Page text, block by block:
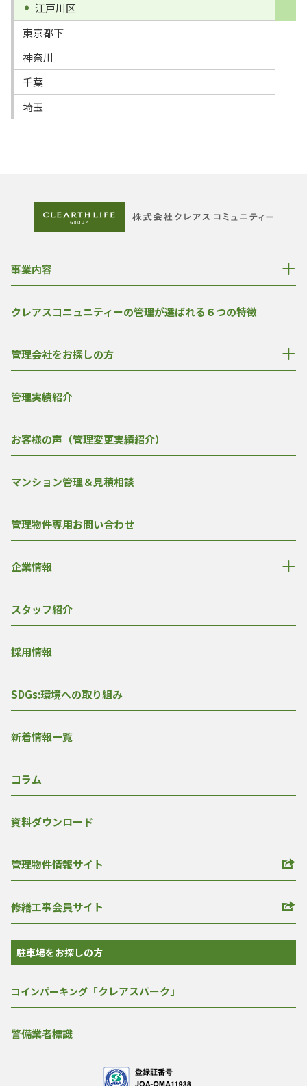
江戸川区
東京都下
神奈川
千葉
埼玉
事業内容
クレアスコニュニティーの管理が選ばれる６つの特徴
管理会社をお探しの方
管理実績紹介
お客様の声（管理変更実績紹介）
マンション管理＆見積相談
管理物件専用お問い合わせ
企業情報
スタッフ紹介
採用情報
SDGs:環境への取り組み
新着情報一覧
コラム
資料ダウンロード
管理物件情報サイト
修繕工事会員サイト
駐車場をお探しの方
コインパーキング 「クレアスパーク」
警備業者標識